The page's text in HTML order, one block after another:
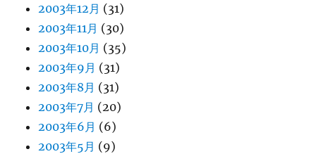
2003年12月 (31)
2003年11月 (30)
2003年10月 (35)
2003年9月 (31)
2003年8月 (31)
2003年7月 (20)
2003年6月 (6)
2003年5月 (9)